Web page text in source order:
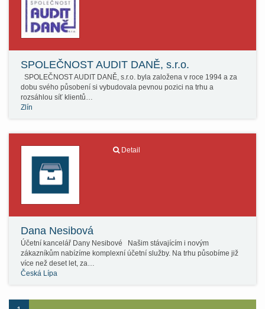
SPOLEČNOST AUDIT DANĚ, s.r.o.
SPOLEČNOST AUDIT DANĚ, s.r.o. byla založena v roce 1994 a za
dobu svého působení si vybudovala pevnou pozici na trhu a
rozsáhlou síť klientů…
Zlín
Detail
Dana Nesibová
Účetní kancelář Dany Nesibové Našim stávajícím i novým
zákazníkům nabízíme komplexní účetní služby. Na trhu působíme již
více než deset let, za…
Česká Lípa